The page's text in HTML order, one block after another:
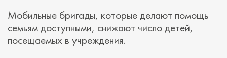
Мобильные бригады, которые делают помощь
семьям доступными, снижают число детей,
посещаемых в учреждения.